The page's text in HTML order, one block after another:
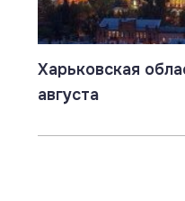
Харьковская
августа